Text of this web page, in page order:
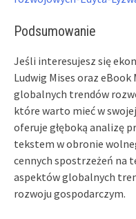
Podsumowanie
Jeśli interesujesz się
Ludwig Mises oraz
globalnych trendów
które warto mieć w
oferuje głęboką analizę
tekstem w obronie
cennych spostrzeżeń na
aspektów globalnych
rozwoju gospodarczym.